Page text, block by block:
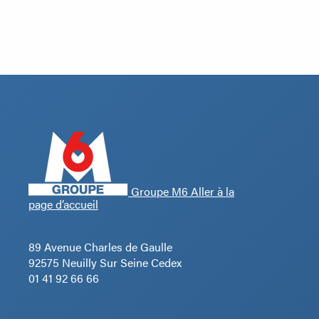
Groupe M6 Aller à la
page d’accueil
89 Avenue Charles de Gaulle
92575 Neuilly Sur Seine Cedex
01 41 92 66 66